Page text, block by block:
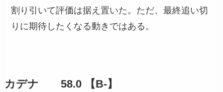
割り引いて評価は据え置いた。ただ、最終追い切
りに期待したくなる動きではある。
カデナ 58.0 【B-】